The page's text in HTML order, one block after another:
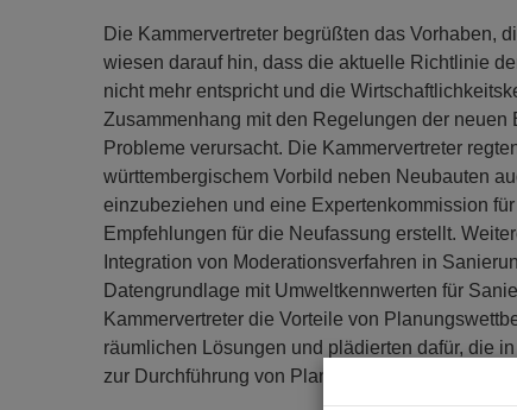
Die Kammervertreter begrüßten das Vorhaben,
wiesen darauf hin, dass die aktuelle Richtlinie
nicht mehr entspricht und die
Zusammenhang mit den Regelungen der
Probleme verursacht. Die Kammervertreter
württembergischem Vorbild neben Neubauten
einzubeziehen und eine Expertenkommission
Empfehlungen für die Neufassung erstellt.
Integration von Moderationsverfahren in
Datengrundlage mit Umweltkennwerten für
Kammervertreter die Vorteile von
räumlichen Lösungen und plädierten dafür, die
zur Durchführung von Planungswettbewerben